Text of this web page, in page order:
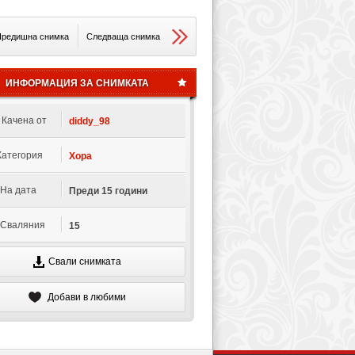
снимка Следваща снимка
ИНФОРМАЦИЯ ЗА СНИМКАТА
Качена от diddy_98
Хора
На дата Преди 15 години
Сваляния 15
Свали снимката
Добави в любими